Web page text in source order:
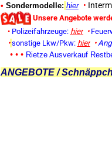
• Sondermodelle: hier •
Unsere Angebote
•Polizeifahrzeuge: hier •
• sonstige Lkw/Pkw: hier •
• • • Rietze Ausverkauf
ANGEBOTE /